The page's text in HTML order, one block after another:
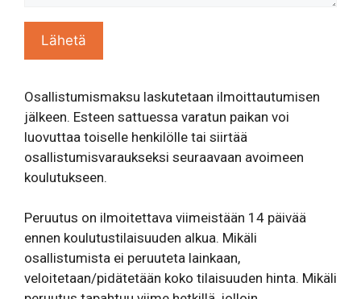
Osallistumismaksu laskutetaan ilmoittautumisen
jälkeen. Esteen sattuessa varatun paikan voi
luovuttaa toiselle henkilölle tai siirtää
osallistumisvaraukseksi seuraavaan avoimeen
koulutukseen.
Peruutus on ilmoitettava viimeistään 14 päivää
ennen koulutustilaisuuden alkua. Mikäli
osallistumista ei peruuteta lainkaan,
veloitetaan/pidätetään koko tilaisuuden hinta. Mikäli